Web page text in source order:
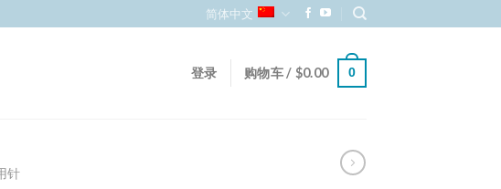
简体中文
登录 购物车 / $0.00 0
针